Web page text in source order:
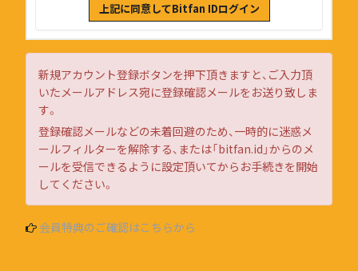
上記に同意してBitfan IDログイン
新規アカウント登録ボタンを押下頂きますと、ご入力頂
いたメールアドレス宛に登録確認メールをお送り致しま
す。
登録確認メールなどの未着回避のため、一時的に迷惑メ
ールフィルターを解除する、または「bitfan.id」からのメ
ールを受信できるように設定頂いてからお手続きを開始
してください。
会員特典のご確認はこちらから